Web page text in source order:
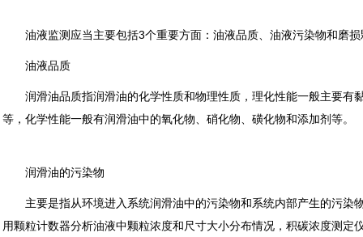
油液监测应当主要包括3个重要方面：油液品质、油液污染物和磨损
油液品质
润滑油品质指润滑油的化学性质和物理性质，理化性能一般主要有
等，化学性能一般有润滑油中的氧化物、硝化物、磺化物和添加剂等。
润滑油的污染物
主要是指从环境进入系统润滑油中的污染物和系统内部产生的污染
用颗粒计数器分析油液中颗粒浓度和尺寸大小分布情况，积碳浓度测